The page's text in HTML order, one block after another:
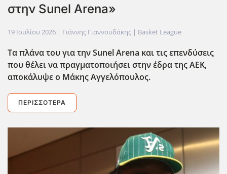
στην Sunel Arena»
19 Ιουλίου 2026 | Γιάννης Γιαννουδάκης | Basket League
Τα πλάνα του για την SunelArena και τις επενδύσεις
που θέλει να πραγματοποιήσει στην έδρα της ΑΕΚ,
αποκάλυψε ο Μάκης Αγγελόπουλος.
ΠΕΡΙΣΣΌΤΕΡΑ